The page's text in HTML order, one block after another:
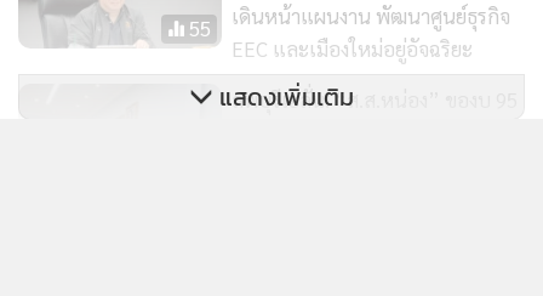
55
เดินหน้าแผนงาน พัฒนาศูนย์ธุรกิจ
EEC และเมืองใหม่อยู่อัจฉริยะ
ลพบุรีเฮลั่น! “ส.ส.หน่อง” ของบ 95
แสดงเพิ่มเติม